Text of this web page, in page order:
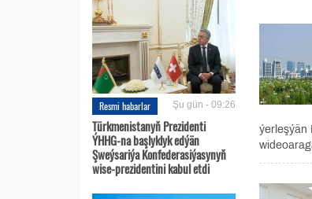
Resmi habarlar Şu gün - 09:26
Türkmenistanyň Prezidenti
ÝHHG-na başlyklyk edýän
Şweýsariýa Konfederasiýasynyň
wise-prezidentini kabul etdi
ýerleşýän